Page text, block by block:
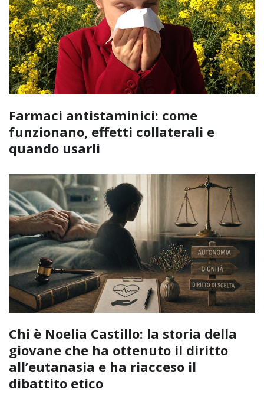
Farmaci antistaminici: come
funzionano, effetti collaterali e
quando usarli
Chi è Noelia Castillo: la storia della
giovane che ha ottenuto il diritto
all’eutanasia e ha riacceso il
dibattito etico